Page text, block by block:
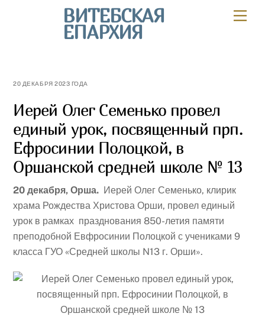
ВИТЕБСКАЯ
ЕПАРХИЯ
20 ДЕКАБРЯ 2023 ГОДА
Иерей Олег Семенько провел
единый урок, посвященный прп.
Ефросинии Полоцкой, в
Оршанской средней школе № 13
20 декабря, Орша. Иерей Олег Семенько, клирик
храма Рождества Христова Орши, провел единый
урок в рамках празднования 850-летия памяти
преподобной Евфросинии Полоцкой с учениками 9
класса ГУО «Средней школы N13 г. Орши».